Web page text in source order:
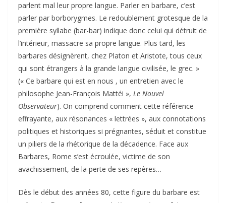
parlent mal leur propre langue. Parler en barbare, c’est
parler par borborygmes. Le redoublement grotesque de la
première syllabe (bar-bar) indique donc celui qui détruit de
l’intérieur, massacre sa propre langue. Plus tard, les
barbares désignèrent, chez Platon et Aristote, tous ceux
qui sont étrangers à la grande langue civilisée, le grec. »
(« Ce barbare qui est en nous , un entretien avec le
philosophe Jean-François Mattéi », Le Nouvel
Observateur). On comprend comment cette référence
effrayante, aux résonances « lettrées », aux connotations
politiques et historiques si prégnantes, séduit et constitue
un piliers de la rhétorique de la décadence. Face aux
Barbares, Rome s’est écroulée, victime de son
avachissement, de la perte de ses repères…
Dès le début des années 80, cette figure du barbare est